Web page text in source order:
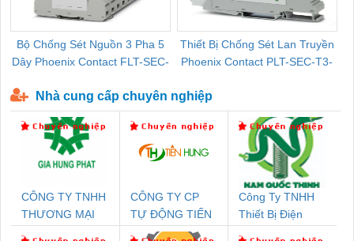
Bộ Chống Sét Nguồn 3 Pha 5
Dây Phoenix Contact FLT-SEC-
Thiết Bị Chống Sét Lan Truyền
Phoenix Contact PLT-SEC-T3-
Nhà cung cấp chuyên nghiệp
CÔNG TY TNHH
THƯƠNG MẠI
CÔNG TY CP
TỰ ĐỘNG TIẾN
HƯNG
Công Ty TNHH
Thiết Bị Điện